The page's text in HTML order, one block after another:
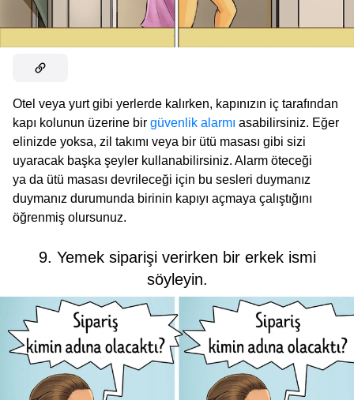
Otel veya yurt gibi yerlerde kalırken, kapınızın iç tarafından
kapı kolunun üzerine bir güvenlik alarmı asabilirsiniz. Eğer
elinizde yoksa, zil takımı veya bir ütü masası gibi sizi
uyaracak başka şeyler kullanabilirsiniz. Alarm öteceği
ya da ütü masası devrileceği için bu sesleri duymanız
duymanız durumunda birinin kapıyı açmaya çalıştığını
öğrenmiş olursunuz.
9. Yemek siparişi verirken bir erkek ismi
söyleyin.